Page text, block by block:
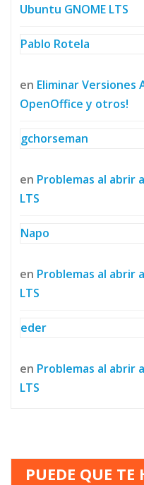
Ubuntu GNOME LTS
Pablo Rotela
en Eliminar
OpenOffice y otros!
gchorseman
en Problemas al abrir
LTS
Napo
en Problemas al abrir
LTS
eder
en Problemas al abrir
LTS
PUEDE QUE TE